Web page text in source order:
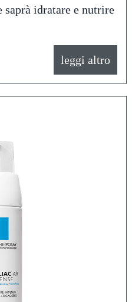
idratare e nutrire
leggi altro